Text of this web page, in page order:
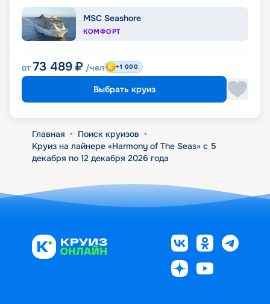
MSC Seashore
КОМФОРТ
от 73 489 ₽ /чел +1 000
Выбрать круиз
Главная • Поиск круизов •
Круиз на лайнере «Harmony of The Seas» с 5
декабря по 12 декабря 2026 года